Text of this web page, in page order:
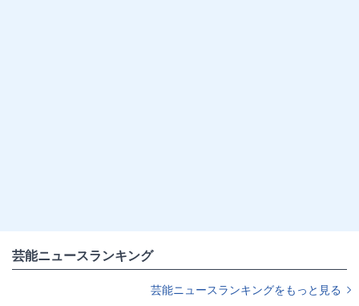
芸能ニュースランキング
芸能ニュースランキングをもっと見る